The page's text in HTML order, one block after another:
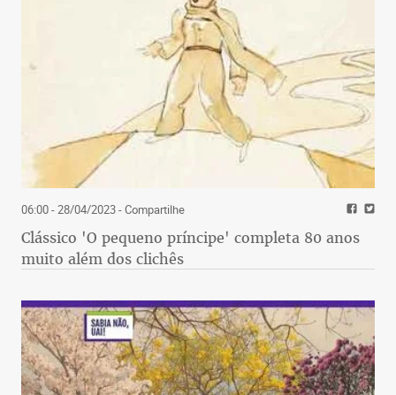
06:00 - 28/04/2023- Compartilhe
Clássico 'O pequeno príncipe' completa 80 anos
muito além dos clichês